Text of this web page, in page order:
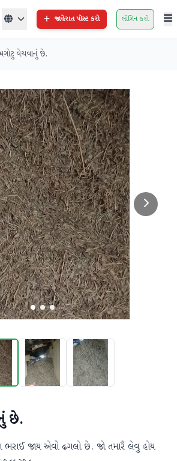
જાહેરાત પોસ્ટ કરો લૉગિન કરો
વેચવાનું છે.
છે.
ભરાઈ જાય એવો ઢગલો છે. જો તમારૈ લેવુ હોય